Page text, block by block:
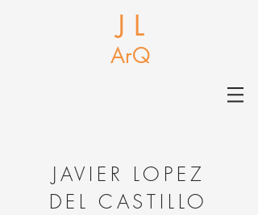
J L
ArQ
JAVIER LOPEZ
DEL CASTILLO